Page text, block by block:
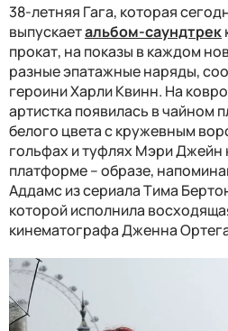
38-летняя Гага, которая
выпускаетальбом-саундтрек
прокат, на показы в каждом
разные эпатажные наряды,
героини Харли Квинн. На
артистка появилась в чайном
белого цвета с кружевным
гольфах и туфлях Мэри Джейн
платформе – образе,
Аддамс из сериала Тима
которой исполнила
кинематографа Дженна